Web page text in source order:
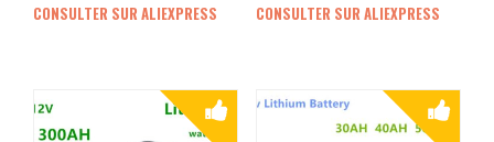
CONSULTER SUR ALIEXPRESS CONSULTER SUR ALIEXPRESS